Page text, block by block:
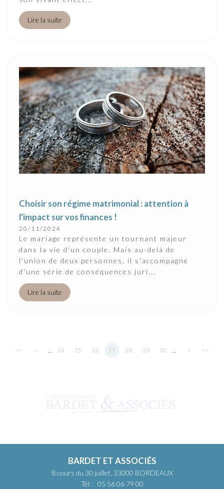
Lire la suite
Choisir son régime matrimonial : attention à
l'impact sur vos finances !
20/11/2024
Le mariage représente un tournant majeur
dans la vie d'un couple. Mais au-delà de
l'union de deux personnes, il s'accompagne
d'une série de conséquences juri...
Lire la suite
<< < ... 24 25 26 27 28 29 30 ... > >>
BARDET ET ASSOCIÉS
8 cours du 30 juillet, 33000 BORDEAUX
Tél : 05 56 06 79 00